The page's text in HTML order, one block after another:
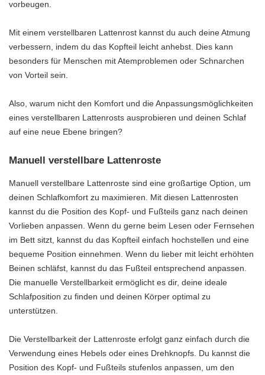
vorbeugen.
Mit einem verstellbaren Lattenrost kannst du auch deine Atmung
verbessern, indem du das Kopfteil leicht anhebst. Dies kann
besonders für Menschen mit Atemproblemen oder Schnarchen
von Vorteil sein.
Also, warum nicht den Komfort und die Anpassungsmöglichkeiten
eines verstellbaren Lattenrosts ausprobieren und deinen Schlaf
auf eine neue Ebene bringen?
Manuell verstellbare Lattenroste
Manuell verstellbare Lattenroste sind eine großartige Option, um
deinen Schlafkomfort zu maximieren. Mit diesen Lattenrosten
kannst du die Position des Kopf- und Fußteils ganz nach deinen
Vorlieben anpassen. Wenn du gerne beim Lesen oder Fernsehen
im Bett sitzt, kannst du das Kopfteil einfach hochstellen und eine
bequeme Position einnehmen. Wenn du lieber mit leicht erhöhten
Beinen schläfst, kannst du das Fußteil entsprechend anpassen.
Die manuelle Verstellbarkeit ermöglicht es dir, deine ideale
Schlafposition zu finden und deinen Körper optimal zu
unterstützen.
Die Verstellbarkeit der Lattenroste erfolgt ganz einfach durch die
Verwendung eines Hebels oder eines Drehknopfs. Du kannst die
Position des Kopf- und Fußteils stufenlos anpassen, um den